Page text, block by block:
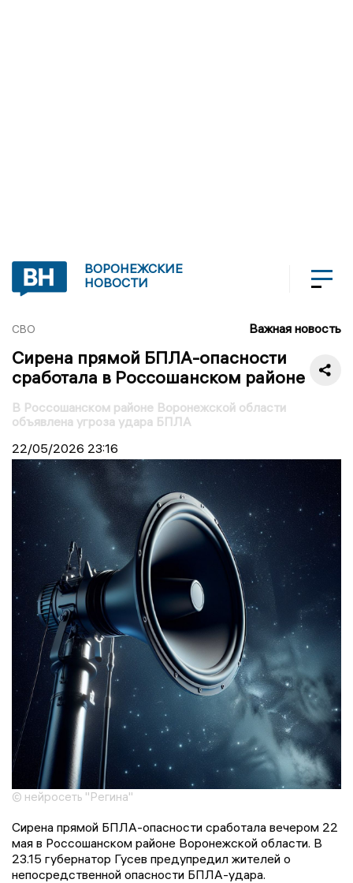
ВОРОНЕЖСКИЕ
НОВОСТИ
СВО Важная новость
Сирена прямой БПЛА-опасности
сработала в Россошанском районе
В Россошанском районе Воронежской области
объявлена угроза удара БПЛА
22/05/2026 23:16
© нейросеть "Регина"
Сирена прямой БПЛА-опасности сработала вечером 22
мая в Россошанском районе Воронежской области. В
23.15 губернатор Гусев предупредил жителей о
непосредственной опасности БПЛА-удара.